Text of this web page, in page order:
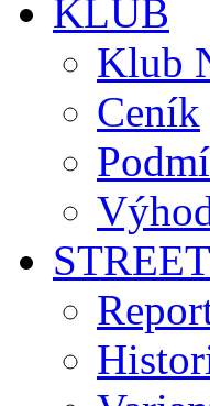
KLUB
Klub
Ceník